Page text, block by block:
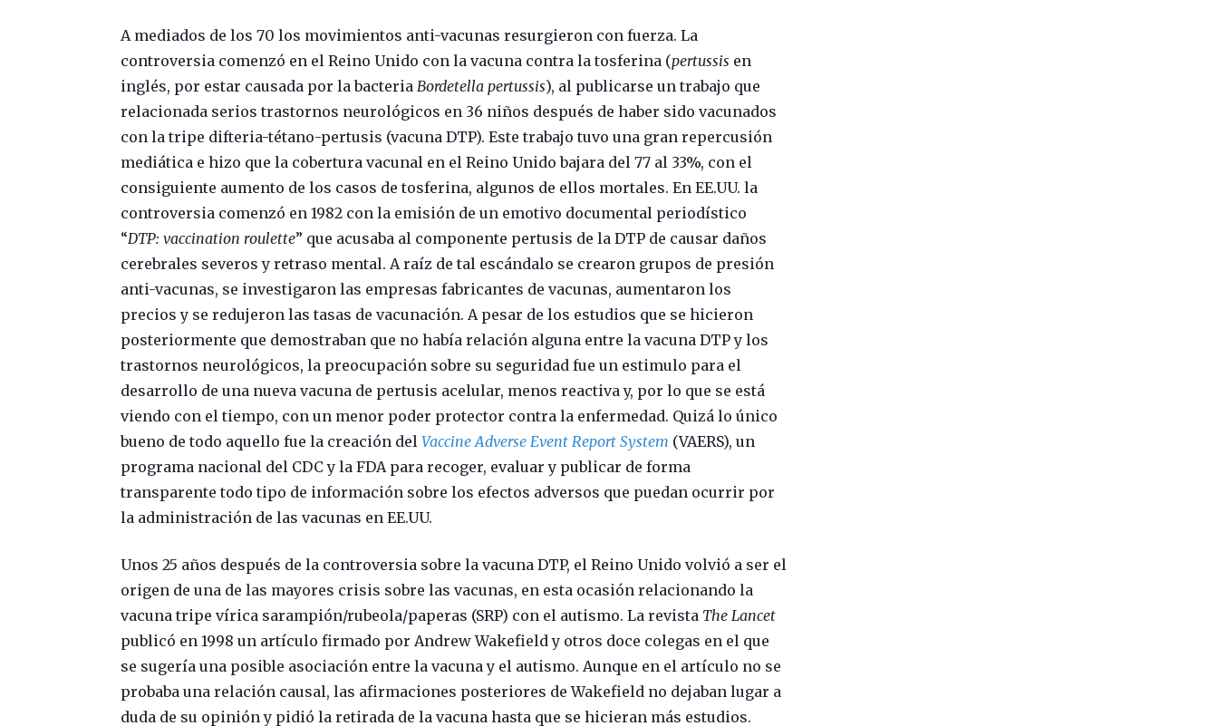
A mediados de los 70 los movimientos anti-vacunas resurgieron con fuerza. La
controversia comenzó en el Reino Unido con la vacuna contra la tosferina (pertussis en
inglés, por estar causada por la bacteriaBordetella pertussis), al publicarse un trabajo que
relacionada serios trastornos neurológicos en 36 niños después de haber sido vacunados
con la tripe difteria-tétano-pertusis (vacuna DTP). Este trabajo tuvo una gran repercusión
mediática e hizo que la cobertura vacunal en el Reino Unido bajara del 77 al 33%, con el
consiguiente aumento de los casos de tosferina, algunos de ellos mortales. En EE.UU. la
controversia comenzó en 1982 con la emisión de un emotivo documental periodístico
“DTP: vaccination roulette” que acusaba al componente pertusis de la DTP de causar daños
cerebrales severos y retraso mental. A raíz de tal escándalo se crearon grupos de presión
anti-vacunas, se investigaron las empresas fabricantes de vacunas, aumentaron los
precios y se redujeron las tasas de vacunación. A pesar de los estudios que se hicieron
posteriormente que demostraban que no había relación alguna entre la vacuna DTP y los
trastornos neurológicos, la preocupación sobre su seguridad fue un estimulo para el
desarrollo de una nueva vacuna de pertusis acelular, menos reactiva y, por lo que se está
viendo con el tiempo, con un menor poder protector contra la enfermedad. Quizá lo único
bueno de todo aquello fue la creación delVaccine Adverse Event Report System (VAERS), un
programa nacional del CDC y la FDA para recoger, evaluar y publicar de forma
transparente todo tipo de información sobre los efectos adversos que puedan ocurrir por
la administración de las vacunas en EE.UU.
Unos 25 años después de la controversia sobre la vacuna DTP, el Reino Unido volvió a ser el
origen de una de las mayores crisis sobre las vacunas, en esta ocasión relacionando la
vacuna tripe vírica sarampión/rubeola/paperas (SRP) con el autismo. La revista The Lancet
publicó en 1998 un artículo firmado por Andrew Wakefield y otros doce colegas en el que
se sugería una posible asociación entre la vacuna y el autismo. Aunque en el artículo no se
probaba una relación causal, las afirmaciones posteriores de Wakefield no dejaban lugar a
duda de su opinión y pidió la retirada de la vacuna hasta que se hicieran más estudios.